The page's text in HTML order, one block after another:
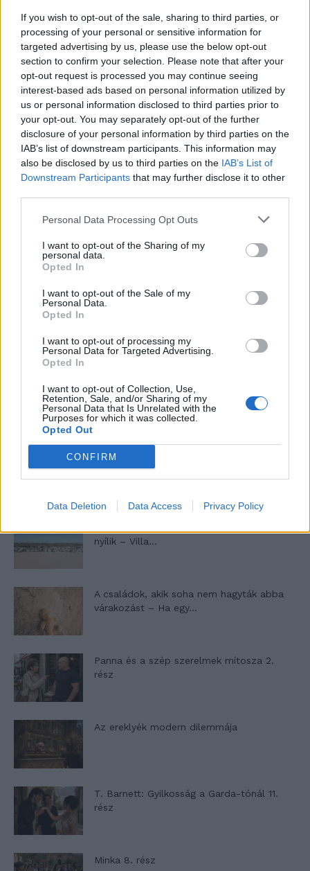
If you wish to opt-out of the sale, sharing to third parties, or
processing of your personal or sensitive information for
targeted advertising by us, please use the below opt-out
section to confirm your selection. Please note that after your
opt-out request is processed you may continue seeing
interest-based ads based on personal information utilized by
us or personal information disclosed to third parties prior to
your opt-out. You may separately opt-out of the further
disclosure of your personal information by third parties on the
IAB’s list of downstream participants. This information may
also be disclosed by us to third parties on the IAB’s List of
Downstream Participants that may further disclose it to other
Personal Data Processing Opt Outs
I want to opt-out of the Sharing of my
personal data.
Opted In
I want to opt-out of the Sale of my
Personal Data.
Opted In
I want to opt-out of processing my
Personal Data for Targeted Advertising.
Opted In
I want to opt-out of Collection, Use,
Retention, Sale, and/or Sharing of my
Personal Data that Is Unrelated with the
Purposes for which it was collected.
Opted Out
CONFIRM
Data Deletion Data Access Privacy Policy
A kislány, akit nem védett meg senki –
Lyhanna története
T. Barnett: Gyilkosság a Garda-tónál 12.
rész
T. szereti a fiatal lányokat 13. rész
Minka 10. rész
Máltai kaland 7.
10 tanács, ha jobban akarod érezni magad
nyílik – Villa...
A családok, akik soha nem hagyták abba
várakozást – Ha egy...
Panna és a szép szerelmek mítosza 2.
rész
Az ereklyék modern dilemmája
T. Barnett: Gyilkosság a Garda-tónál 11.
rész
Minka 8. rész